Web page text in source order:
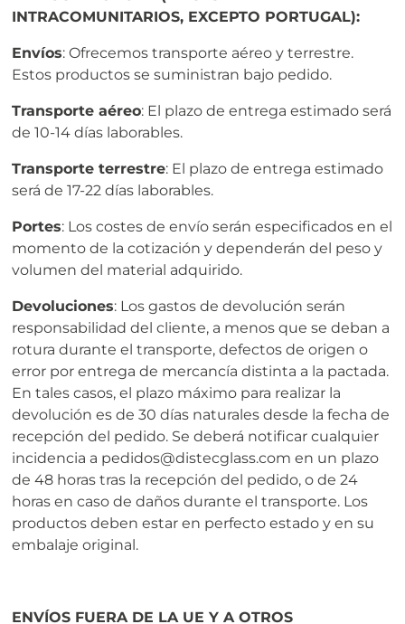
INTRACOMUNITARIOS, EXCEPTO PORTUGAL):
Envíos: Ofrecemos transporte aéreo y terrestre.
Estos productos se suministran bajo pedido.
Transporte aéreo: El plazo de entrega estimado será
de 10-14 días laborables.
Transporte terrestre: El plazo de entrega estimado
será de 17-22 días laborables.
Portes: Los costes de envío serán especificados en el
momento de la cotización y dependerán del peso y
volumen del material adquirido.
Devoluciones: Los gastos de devolución serán
responsabilidad del cliente, a menos que se deban a
rotura durante el transporte, defectos de origen o
error por entrega de mercancía distinta a la pactada.
En tales casos, el plazo máximo para realizar la
devolución es de 30 días naturales desde la fecha de
recepción del pedido. Se deberá notificar cualquier
incidencia a pedidos@distecglass.com en un plazo
de 48 horas tras la recepción del pedido, o de 24
horas en caso de daños durante el transporte. Los
productos deben estar en perfecto estado y en su
embalaje original.
ENVÍOS FUERA DE LA UE Y A OTROS